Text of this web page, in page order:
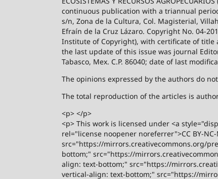
continuous publication with a triannual
s/n, Zona de la Cultura, Col. Magisterial,
Efraín de la Cruz Lázaro. Copyright No. 04-
Institute of Copyright), with certificate of title
the last update of this issue was journal
Tabasco, Mex. C.P. 86040; date of last
The opinions expressed by the authors do
The total reproduction of the articles is
<p> </p>
<p> This work is licensed under <a
rel="license noopener noreferrer">CC BY-
src="https://mirrors.creativecommons.org/
bottom;" src="https://
align: text-bottom;" src="https://
vertical-align: text-bottom;" src="https://